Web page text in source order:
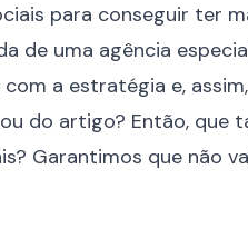
para conseguir ter
de uma agência
a estratégia e,
do artigo? Então, que
? Garantimos que não